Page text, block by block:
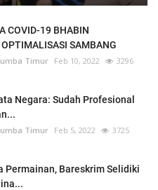
COVID-19 BHABIN
SAMBANG
Timur Feb 10, 2022 3296
Negara: Sudah Profesional
Timur Feb 5, 2022 3725
Permainan, Bareskrim Selidiki